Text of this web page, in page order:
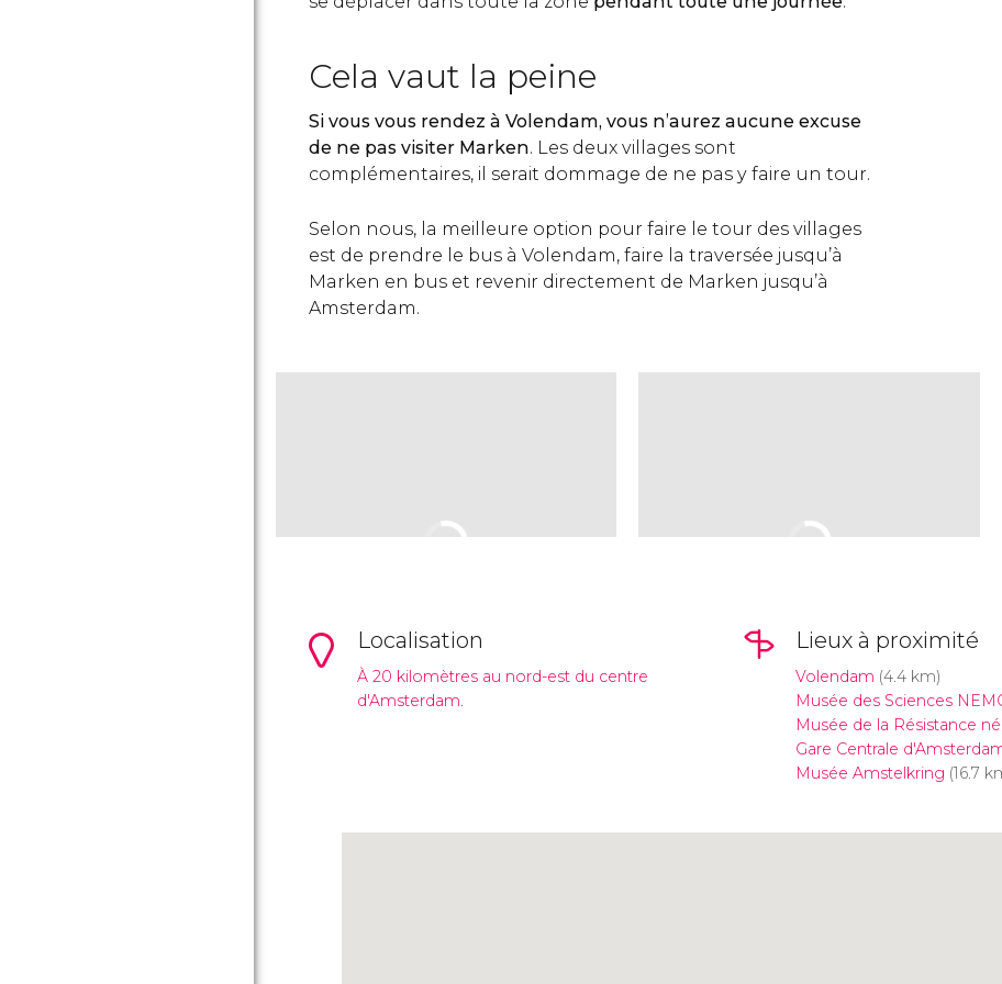
Cela vaut la peine
Si vous vous rendez à Volendam, vous n’aurez aucune excuse
de ne pas visiter Marken. Les deux villages sont
complémentaires, il serait dommage de ne pas y faire un tour.
Selon nous, la meilleure option pour faire le tour des villages
est de prendre le bus à Volendam, faire la traversée jusqu’à
Marken en bus et revenir directement de Marken jusqu’à
Amsterdam.
Localisation
À 20 kilomètres au nord-est du centre
d'Amsterdam.
Lieux à proximité
Volendam (4.4 km)
Musée des Sciences
Musée de la Résistance
Gare Centrale
Musée Amstelkring (16.7